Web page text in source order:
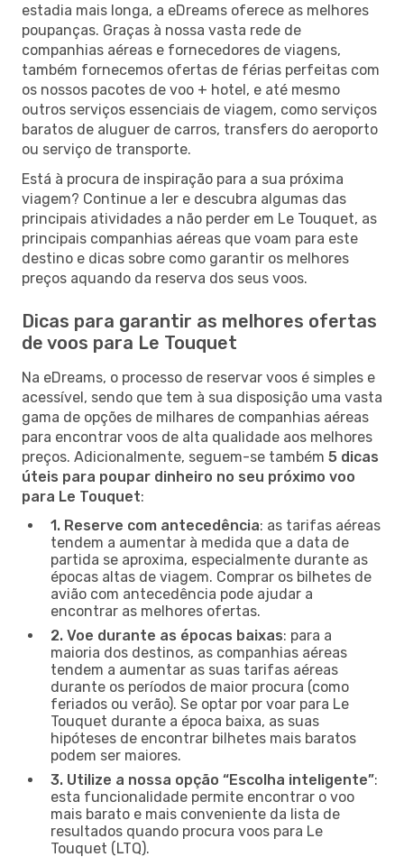
estadia mais longa, a eDreams oferece as melhores
poupanças. Graças à nossa vasta rede de
companhias aéreas e fornecedores de viagens,
também fornecemos ofertas de férias perfeitas com
os nossos pacotes de voo + hotel, e até mesmo
outros serviços essenciais de viagem, como serviços
baratos de aluguer de carros, transfers do aeroporto
ou serviço de transporte.
Está à procura de inspiração para a sua próxima
viagem? Continue a ler e descubra algumas das
principais atividades a não perder em Le Touquet, as
principais companhias aéreas que voam para este
destino e dicas sobre como garantir os melhores
preços aquando da reserva dos seus voos.
Dicas para garantir as melhores ofertas
de voos para Le Touquet
Na eDreams, o processo de reservar voos é simples e
acessível, sendo que tem à sua disposição uma vasta
gama de opções de milhares de companhias aéreas
para encontrar voos de alta qualidade aos melhores
preços. Adicionalmente, seguem-se também 5 dicas
úteis para poupar dinheiro no seu próximo voo
para Le Touquet:
1. Reserve com antecedência: as tarifas aéreas
tendem a aumentar à medida que a data de
partida se aproxima, especialmente durante as
épocas altas de viagem. Comprar os bilhetes de
avião com antecedência pode ajudar a
encontrar as melhores ofertas.
2. Voe durante as épocas baixas: para a
maioria dos destinos, as companhias aéreas
tendem a aumentar as suas tarifas aéreas
durante os períodos de maior procura (como
feriados ou verão). Se optar por voar para Le
Touquet durante a época baixa, as suas
hipóteses de encontrar bilhetes mais baratos
podem ser maiores.
3. Utilize a nossa opção “Escolha inteligente”:
esta funcionalidade permite encontrar o voo
mais barato e mais conveniente da lista de
resultados quando procura voos para Le
Touquet (LTQ).